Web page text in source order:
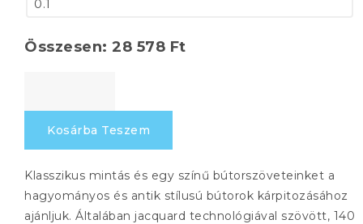
Összesen: 28 578 Ft
Kosárba Teszem
Klasszikus mintás és egy színű bútorszöveteinket a
hagyományos és antik stílusú bútorok kárpitozásához
ajánljuk. Általában jacquard technológiával szövött, 140